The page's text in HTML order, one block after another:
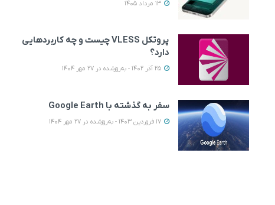
پروتکل VLESS چیست و چه کاربردهایی
دارد؟
سفر به گذشته با Google Earth